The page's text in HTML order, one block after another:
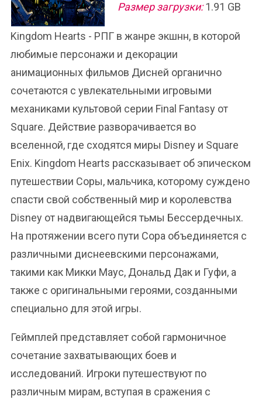
Размер загрузки:1.91 GB
Kingdom Hearts - РПГ в жанре экшнн, в которой
любимые персонажи и декорации
анимационных фильмов Дисней органично
сочетаются с увлекательными игровыми
механиками культовой серии Final Fantasy от
Square. Действие разворачивается во
вселенной, где сходятся миры Disney и Square
Enix. Kingdom Hearts рассказывает об эпическом
путешествии Соры, мальчика, которому суждено
спасти свой собственный мир и королевства
Disney от надвигающейся тьмы Бессердечных.
На протяжении всего пути Сора объединяется с
различными диснеевскими персонажами,
такими как Микки Маус, Дональд Дак и Гуфи, а
также с оригинальными героями, созданными
специально для этой игры.
Геймплей представляет собой гармоничное
сочетание захватывающих боев и
исследований. Игроки путешествуют по
различным мирам, вступая в сражения с